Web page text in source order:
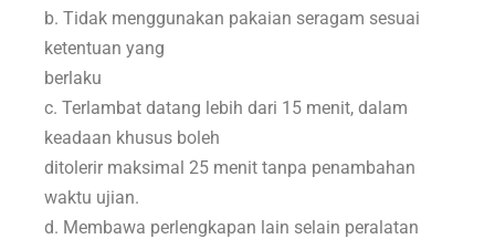
b. Tidak menggunakan pakaian seragam sesuai
ketentuan yang
berlaku
c. Terlambat datang lebih dari 15 menit, dalam
keadaan khusus boleh
ditolerir maksimal 25 menit tanpa penambahan
waktu ujian.
d. Membawa perlengkapan lain selain peralatan